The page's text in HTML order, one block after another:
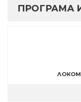
ПРОГРАМА